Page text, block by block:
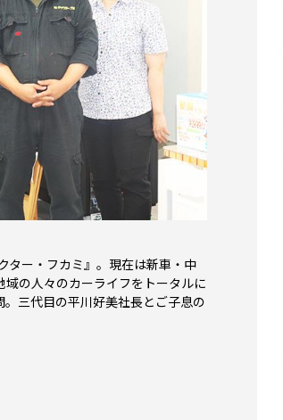
ター・フカミ』。現在は新車・中
の人々のカーライフをトータルに
三代目の平川好美社長とご子息の